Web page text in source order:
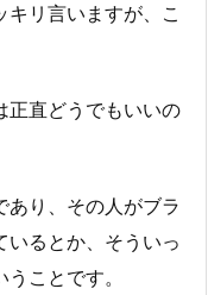
キリ言いますが、こ
正直どうでもいいの
あり、その人がブラ
いるとか、そういっ
ことです。